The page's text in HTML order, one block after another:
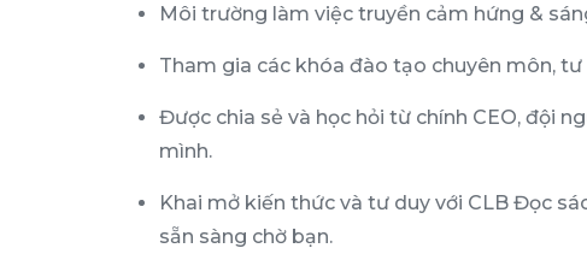
Môi trường làm việc truyền cảm hứng &
Tham gia các khóa đào tạo chuyên môn,
Được chia sẻ và học hỏi từ chính CEO, đội
mình.
Khai mở kiến thức và tư duy với CLB Đọc
sẵn sàng chờ bạn.